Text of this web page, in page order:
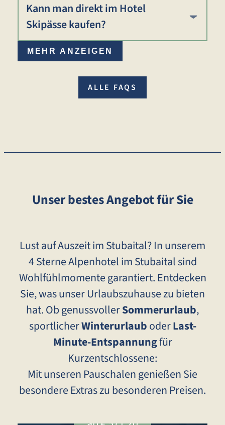
Kann man direkt im Hotel
Skipässe kaufen?
MEHR ANZEIGEN
ALLE FAQS
Unser bestes Angebot für Sie
Lust auf Auszeit im Stubaital? In unserem
4 Sterne Alpenhotel im Stubaital sind
Wohlfühlmomente garantiert. Entdecken
Sie, was unser Urlaubszuhause zu bieten
hat. Ob genussvollerSommerurlaub,
sportlicherWinterurlauboderLast-
Minute-Entspannungfür
Kurzentschlossene:
Mit unseren Pauschalen genießen Sie
besondere Extras zu besonderen Preisen.